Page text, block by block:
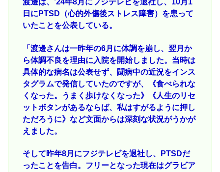
渡邊は、’24年8月にフジテレビを退社し、10月1
日にPTSD（心的外傷後ストレス障害）を患って
いたことを公表している。
「渡邊さんは一昨年の6月に体調を崩し、翌月か
ら体調不良を理由に入院を開始しました。当時は
具体的な病名は公表せず、闘病中の近況をインス
タグラムで発信していたのですが、《食べられな
くなった。うまく歩けなくなった》《人生のリセ
ットボタンがあるならば、私はすがるように押し
ただろうに》など文面からは深刻な状況がうかが
えました。
そして昨年8月にフジテレビを退社し、PTSDだ
ったことを告白。フリーとなった現在はグラビア